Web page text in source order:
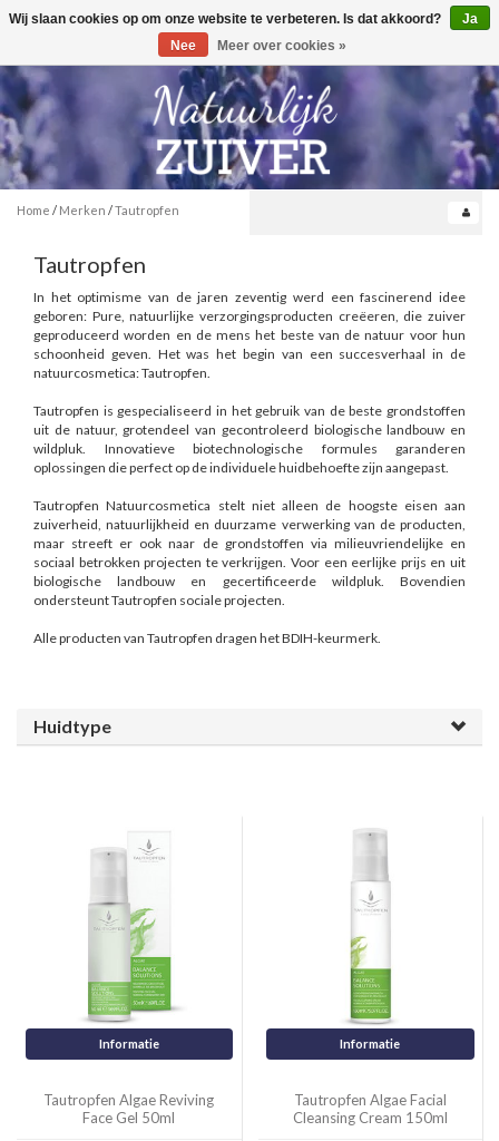
Toggle
0
Home / Merken /Tautropfen
Tautropfen
In het optimisme van de jaren zeventig werd een fascinerend idee
geboren: Pure, natuurlijke verzorgingsproducten creëeren, die zuiver
geproduceerd worden en de mens het beste van de natuur voor hun
schoonheid geven. Het was het begin van een succesverhaal in de
natuurcosmetica: Tautropfen.
Tautropfen is gespecialiseerd in het gebruik van de beste grondstoffen
uit de natuur, grotendeel van gecontroleerd biologische landbouw en
wildpluk. Innovatieve biotechnologische formules garanderen
oplossingen die perfect op de individuele huidbehoefte zijn aangepast.
Tautropfen Natuurcosmetica stelt niet alleen de hoogste eisen aan
zuiverheid, natuurlijkheid en duurzame verwerking van de producten,
maar streeft er ook naar de grondstoffen via milieuvriendelijke en
sociaal betrokken projecten te verkrijgen. Voor een eerlijke prijs en uit
biologische landbouw en gecertificeerde wildpluk. Bovendien
ondersteunt Tautropfen sociale projecten.
Alle producten van Tautropfen dragen het BDIH-keurmerk.
Huidtype
Informatie
Tautropfen Algae Reviving
Face Gel 50ml
Informatie
Tautropfen Algae Facial
Cleansing Cream 150ml
Wij slaan cookies op om onze website te verbeteren. Is dat akkoord?
Ja
Nee
Meer over cookies »